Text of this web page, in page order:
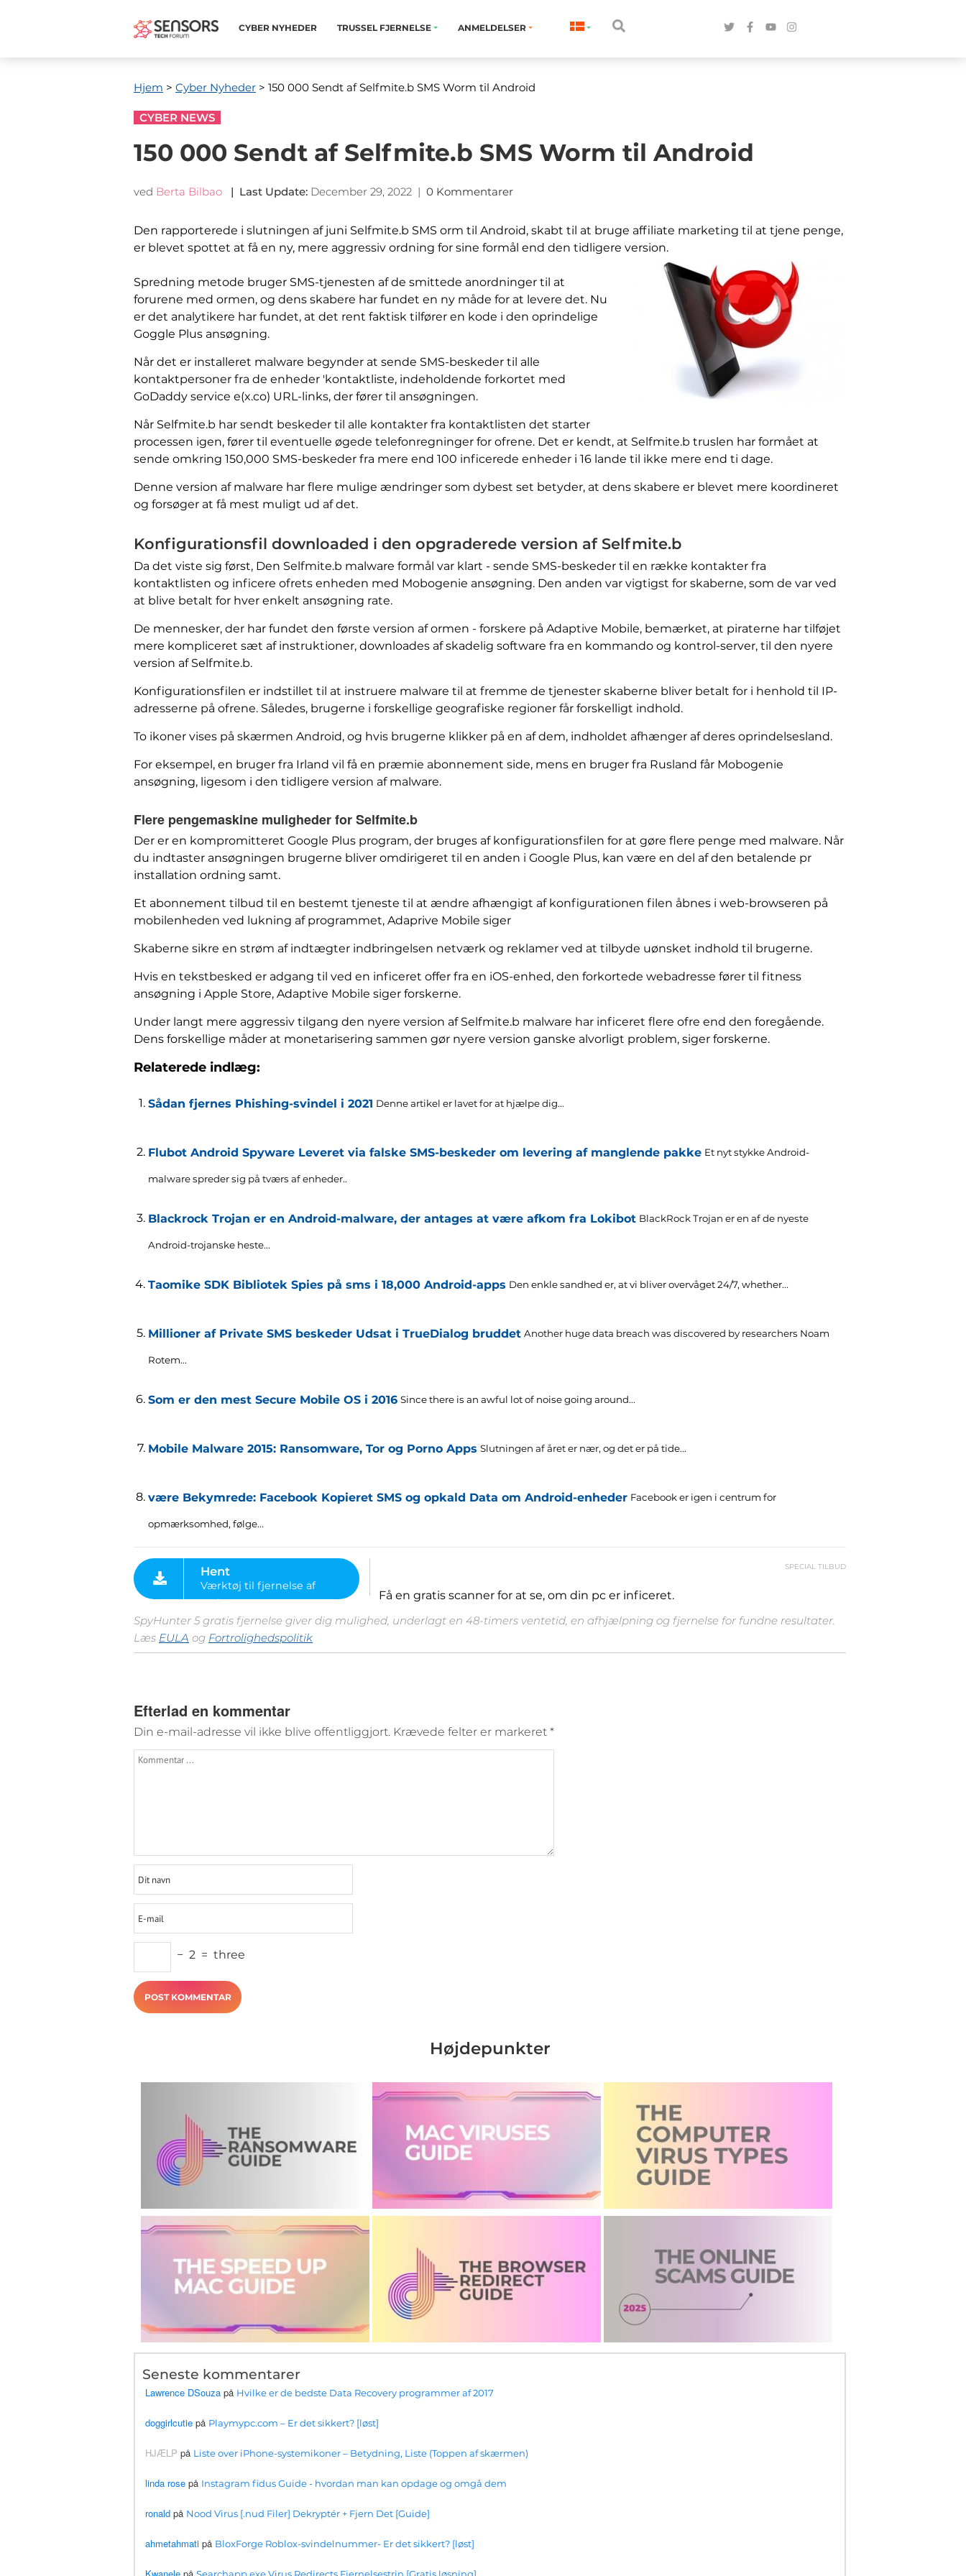
CYBER ​​NYHEDER TRUSSEL FJERNELSE ANMELDELSER
Hjem > Cyber ​​Nyheder > 150 000 Sendt af Selfmite.b SMS Worm til Android
CYBER NEWS
150 000 Sendt af Selfmite.b SMS Worm til Android
ved Berta Bilbao | Last Update: December 29, 2022 | 0 Kommentarer
Den rapporterede i slutningen af ​​juni Selfmite.b SMS orm til Android, skabt til at bruge affiliate marketing til at tjene penge,
er blevet spottet at få en ny, mere aggressiv ordning for sine formål end den tidligere version.
Spredning metode bruger SMS-tjenesten af ​​de smittede anordninger til at
forurene med ormen, og dens skabere har fundet en ny måde for at levere det. Nu
er det analytikere har fundet, at det rent faktisk tilfører en kode i den oprindelige
Goggle Plus ansøgning.
Når det er installeret malware begynder at sende SMS-beskeder til alle
kontaktpersoner fra de enheder 'kontaktliste, indeholdende forkortet med
GoDaddy service e(x.co) URL-links, der fører til ansøgningen.
Når Selfmite.b har sendt beskeder til alle kontakter fra kontaktlisten det starter
processen igen, fører til eventuelle øgede telefonregninger for ofrene. Det er kendt, at Selfmite.b truslen har formået at
sende omkring 150,000 SMS-beskeder fra mere end 100 inficerede enheder i 16 lande til ikke mere end ti dage.
Denne version af malware har flere mulige ændringer som dybest set betyder, at dens skabere er blevet mere koordineret
og forsøger at få mest muligt ud af det.
Konfigurationsfil downloaded i den opgraderede version af Selfmite.b
Da det viste sig først, Den Selfmite.b malware formål var klart - sende SMS-beskeder til en række kontakter fra
kontaktlisten og inficere ofrets enheden med Mobogenie ansøgning. Den anden var vigtigst for skaberne, som de var ved
at blive betalt for hver enkelt ansøgning rate.
De mennesker, der har fundet den første version af ormen - forskere på Adaptive Mobile, bemærket, at piraterne har tilføjet
mere kompliceret sæt af instruktioner, downloades af skadelig software fra en kommando og kontrol-server, til den nyere
version af Selfmite.b.
Konfigurationsfilen er indstillet til at instruere malware til at fremme de tjenester skaberne bliver betalt for i henhold til IP-
adresserne på ofrene. Således, brugerne i forskellige geografiske regioner får forskelligt indhold.
To ikoner vises på skærmen Android, og hvis brugerne klikker på en af ​​dem, indholdet afhænger af deres oprindelsesland.
For eksempel, en bruger fra Irland vil få en præmie abonnement side, mens en bruger fra Rusland får Mobogenie
ansøgning, ligesom i den tidligere version af malware.
Flere pengemaskine muligheder for Selfmite.b
Der er en kompromitteret Google Plus program, der bruges af konfigurationsfilen for at gøre flere penge med malware. Når
du indtaster ansøgningen brugerne bliver omdirigeret til en anden i Google Plus, kan være en del af den betalende pr
installation ordning samt.
Et abonnement tilbud til en bestemt tjeneste til at ændre afhængigt af konfigurationen filen åbnes i web-browseren på
mobilenheden ved lukning af programmet, Adaprive Mobile siger
Skaberne sikre en strøm af indtægter indbringelsen netværk og reklamer ved at tilbyde uønsket indhold til brugerne.
Hvis en tekstbesked er adgang til ved en inficeret offer fra en iOS-enhed, den forkortede webadresse fører til fitness
ansøgning i Apple Store, Adaptive Mobile siger forskerne.
Under langt mere aggressiv tilgang den nyere version af Selfmite.b malware har inficeret flere ofre end den foregående.
Dens forskellige måder at monetarisering sammen gør nyere version ganske alvorligt problem, siger forskerne.
Relaterede indlæg:
Sådan fjernes Phishing-svindel i 2021 Denne artikel er lavet for at hjælpe dig...
Flubot Android Spyware Leveret via falske SMS-beskeder om levering af manglende pakke Et nyt stykke Android-
malware spreder sig på tværs af enheder..
Blackrock Trojan er en Android-malware, der antages at være afkom fra Lokibot BlackRock Trojan er en af de nyeste
Android-trojanske heste...
Taomike SDK Bibliotek Spies på sms i 18,000 Android-apps Den enkle sandhed er, at vi bliver overvåget 24/7, whether...
Millioner af Private SMS beskeder Udsat i TrueDialog bruddet Another huge data breach was discovered by researchers Noam
Rotem...
Som er den mest Secure Mobile OS i 2016 Since there is an awful lot of noise going around...
Mobile Malware 2015: Ransomware, Tor og Porno Apps Slutningen af ​​året er nær, og det er på tide...
være Bekymrede: Facebook Kopieret SMS og opkald Data om Android-enheder Facebook er igen i centrum for
opmærksomhed, følge...
SPECIAL TILBUD
Værktøj til fjernelse af
malware
Få en gratis scanner for at se, om din pc er inficeret.
SpyHunter 5 gratis fjernelse giver dig mulighed, underlagt en 48-timers ventetid, en afhjælpning og fjernelse for fundne resultater.
Læs EULA og Fortrolighedspolitik
Efterlad en kommentar
Din e-mail-adresse vil ikke blive offentliggjort. Krævede felter er markeret *
− 2 = three
Højdepunkter
Seneste kommentarer
Lawrence DSouza på Hvilke er de bedste Data Recovery programmer af 2017
doggirlcutie på Playmypc.com – Er det sikkert? [løst]
HJÆLP på Liste over iPhone-systemikoner – Betydning, Liste (Toppen af ​​skærmen)
linda rose på Instagram fidus Guide - hvordan man kan opdage og omgå dem
ronald på Nood Virus [.nud Filer] Dekryptér + Fjern Det [Guide]
ahmetahmati på BloxForge Roblox-svindelnummer- Er det sikkert? [løst]